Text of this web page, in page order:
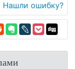
Нашли ошибку?